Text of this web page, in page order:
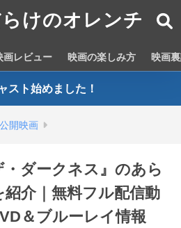
けのオレンチ
画レビュー 映画の楽しみ方 映画
スト始めました！
開映画
ダークネス』のあら
介｜無料フル配信動
＆ブルーレイ情報